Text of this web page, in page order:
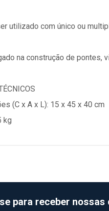
utilizado com único ou
na construção de pontes,
(C x A x L): 15 x 45 x 40 cm
kg
para receber nossas